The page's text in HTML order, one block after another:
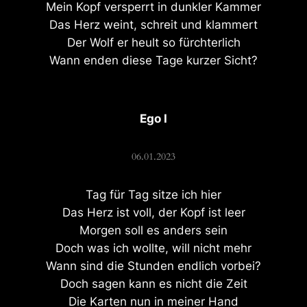
Mein Kopf versperrt in dunkler Kammer
Das Herz weint, schreit und klammert
Der Wolf er heult so fürchterlich
Wann enden diese Tage kurzer Sicht?
Ego I
06.01.2023
Tag für Tag sitze ich hier
Das Herz ist voll, der Kopf ist leer
Morgen soll es anders sein
Doch was ich wollte, will nicht mehr
Wann sind die Stunden endlich vorbei?
Doch sagen kann es nicht die Zeit
Die Karten nun in meiner Hand